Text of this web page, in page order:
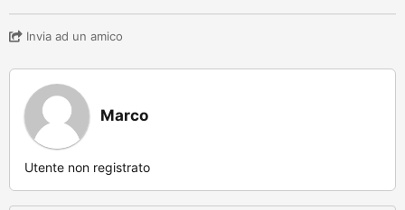
Invia ad un amico
Marco
Utente non registrato